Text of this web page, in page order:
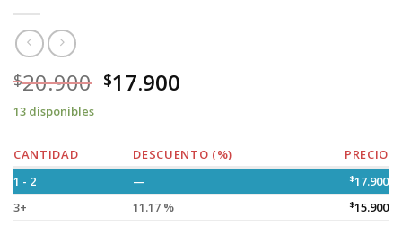
$20.900 $17.900
13 disponibles
CANTIDAD DESCUENTO (%)
PRECIO
1 - 2
— $17.900
3+
11.17 % $15.900